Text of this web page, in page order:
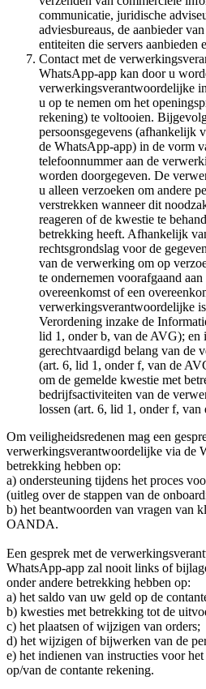
communicatie, juridische
adviesbureaus, de aanbieder
entiteiten die servers aanbieden
Contact met de
WhatsApp-app kan door u
verwerkingsverantwoordelijke
u op te nemen om het
rekening) te voltooien.
persoonsgegevens (afhankelijk
de WhatsApp-app) in de vorm
telefoonnummer aan de
worden doorgegeven. De
u alleen verzoeken om andere
verstrekken wanneer dit
reageren of de kwestie te
betrekking heeft. Afhankelijk
rechtsgrondslag voor de
van de verwerking om op
te ondernemen voorafgaand aan
overeenkomst of een
verwerkingsverantwoordelijke
Verordening inzake de
lid 1, onder b, van de AVG); en
gerechtvaardigd belang van de
(art. 6, lid 1, onder f, van de
om de gemelde kwestie met
bedrijfsactiviteiten van de
lossen (art. 6, lid 1, onder f, van
Om veiligheidsredenen mag een
verwerkingsverantwoordelijke via de
betrekking hebben op:
a) ondersteuning tijdens het proces
(uitleg over de stappen van de
b) het beantwoorden van vragen van
OANDA.
Een gesprek met de
WhatsApp-app zal nooit links of
onder andere betrekking hebben op:
a) het saldo van uw geld op de
b) kwesties met betrekking tot de
c) het plaatsen of wijzigen van orders;
d) het wijzigen of bijwerken van de
e) het indienen van instructies voor
op/van de contante rekening.